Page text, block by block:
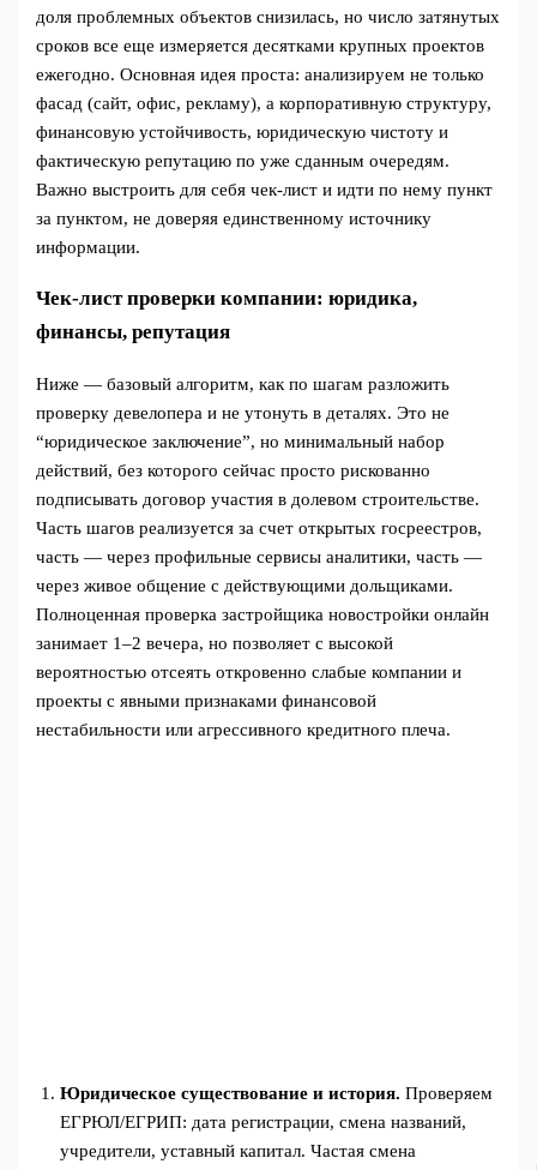
доля проблемных объектов снизилась, но число затянутых
сроков все еще измеряется десятками крупных проектов
ежегодно. Основная идея проста: анализируем не только
фасад (сайт, офис, рекламу), а корпоративную структуру,
финансовую устойчивость, юридическую чистоту и
фактическую репутацию по уже сданным очередям.
Важно выстроить для себя чек‑лист и идти по нему пункт
за пунктом, не доверяя единственному источнику
информации.
Чек‑лист проверки компании: юридика,
финансы, репутация
Ниже — базовый алгоритм, как по шагам разложить
проверку девелопера и не утонуть в деталях. Это не
“юридическое заключение”, но минимальный набор
действий, без которого сейчас просто рискованно
подписывать договор участия в долевом строительстве.
Часть шагов реализуется за счет открытых госреестров,
часть — через профильные сервисы аналитики, часть —
через живое общение с действующими дольщиками.
Полноценная проверка застройщика новостройки онлайн
занимает 1–2 вечера, но позволяет с высокой
вероятностью отсеять откровенно слабые компании и
проекты с явными признаками финансовой
нестабильности или агрессивного кредитного плеча.
Юридическое существование и история. Проверяем
ЕГРЮЛ/ЕГРИП: дата регистрации, смена названий,
учредители, уставный капитал. Частая смена